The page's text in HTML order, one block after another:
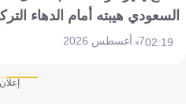
السعودي هيبته أمام الدهاء
02:197 أغسطس 2026
إعلان